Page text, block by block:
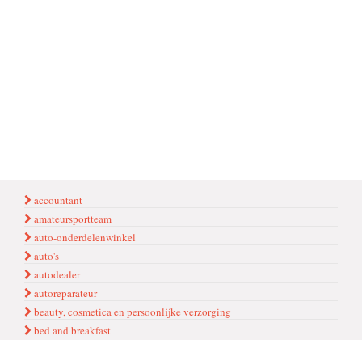
accountant
amateursportteam
auto-onderdelenwinkel
auto's
autodealer
autoreparateur
beauty, cosmetica en persoonlijke verzorging
bed and breakfast